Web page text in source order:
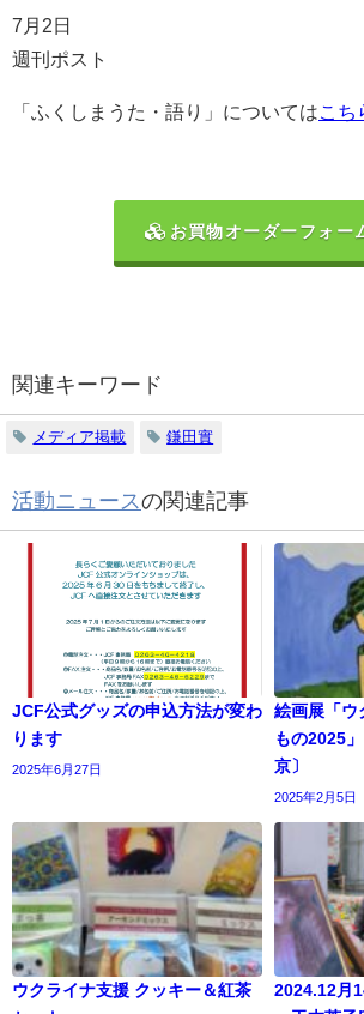
7月2日
週刊ポスト
「ふくしまうた・語り」についてはこち
お買物オーダーフォー
関連キーワード
メディア掲載 鎌田實
活動ニュースの関連記事
JCF公式グッズの申込方法が変わ
ります
2025年6月27日
絵画展「ウ
もの2025
京〕
2025年2月5日
ウクライナ支援 クッキー＆紅茶
2024.12月